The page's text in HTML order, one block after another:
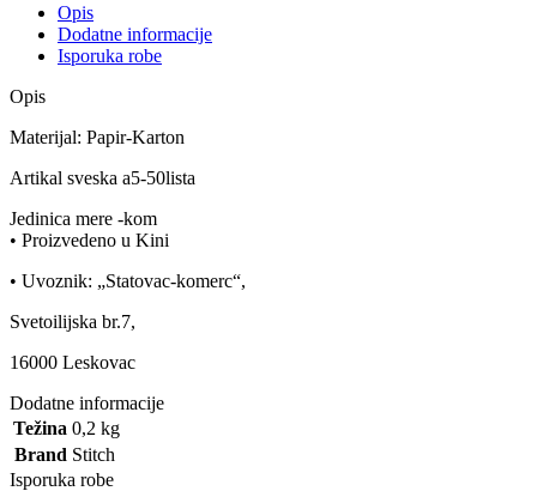
Opis
Dodatne informacije
Isporuka robe
Opis
Materijal: Papir-Karton
Artikal sveska a5-50lista
Jedinica mere -kom
• Proizvedeno u Kini
• Uvoznik: „Statovac-komerc“,
Svetoilijska br.7,
16000 Leskovac
Dodatne informacije
Težina 0,2 kg
Brand Stitch
Isporuka robe